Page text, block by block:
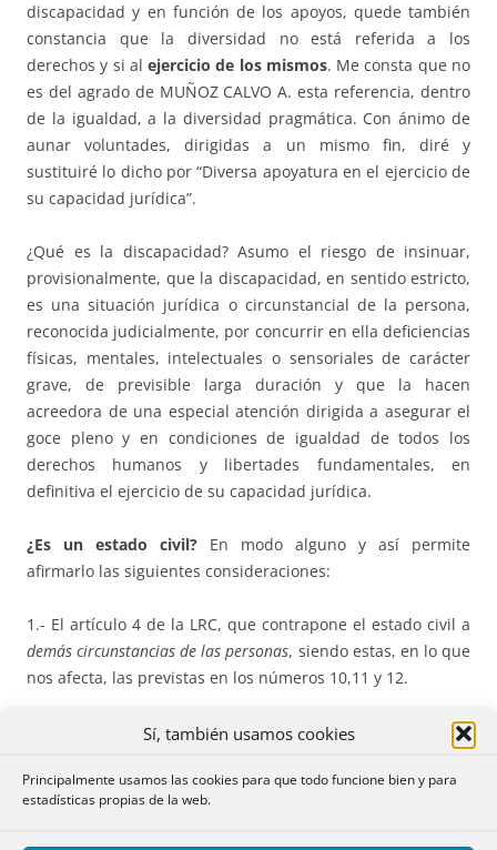
Sí, también usamos cookies
Principalmente usamos las cookies para que todo funcione bien y para
estadísticas propias de la web.
discapacidad y en función de los apoyos, quede también
constancia que la diversidad no está referida a los
derechos y si al ejercicio de los mismos. Me consta que no
es del agrado de MUÑOZ CALVO A. esta referencia, dentro
de la igualdad, a la diversidad pragmática. Con ánimo de
aunar voluntades, dirigidas a un mismo fin, diré y
sustituiré lo dicho por “Diversa apoyatura en el ejercicio de
su capacidad jurídica”.
¿Qué es la discapacidad? Asumo el riesgo de insinuar,
provisionalmente, que la discapacidad, en sentido estricto,
es una situación jurídica o circunstancial de la persona,
reconocida judicialmente, por concurrir en ella deficiencias
físicas, mentales, intelectuales o sensoriales de carácter
grave, de previsible larga duración y que la hacen
acreedora de una especial atención dirigida a asegurar el
goce pleno y en condiciones de igualdad de todos los
derechos humanos y libertades fundamentales, en
definitiva el ejercicio de su capacidad jurídica.
¿Es un estado civil? En modo alguno y así permite
afirmarlo las siguientes consideraciones:
1.- El artículo 4 de la LRC, que contrapone el estado civil a
demás circunstancias de las personas, siendo estas, en lo que
nos afecta, las previstas en los números 10,11 y 12.
2.- El estado civil se compagina mal con la publicidad
públicos.